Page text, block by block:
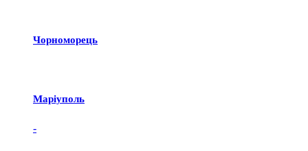
Чорноморець
Маріуполь
-